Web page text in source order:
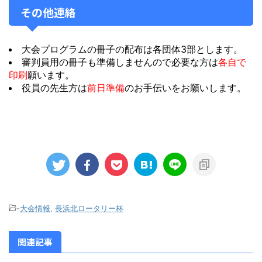
その他連絡
大会プログラムの冊子の配布は各団体3部とします。
審判員用の冊子も準備しませんので必要な方は各自で
印刷願います。
役員の先生方は前日準備のお手伝いをお願いします。
-大会情報 長浜北ロータリー杯
関連記事